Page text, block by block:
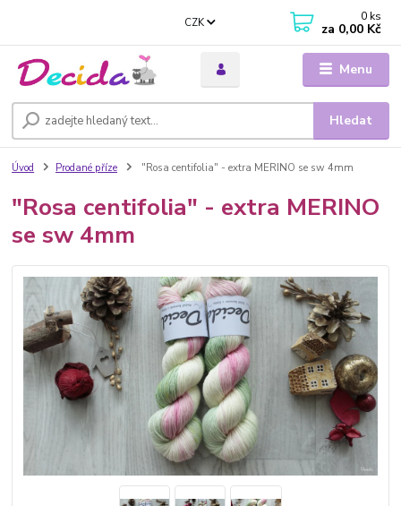
Menu
CZK
Hledat
0 ks
za 0,00 Kč
Úvod Prodané příze "Rosa centifolia" - extra MERINO se sw 4mm
"Rosa centifolia" - extra MERINO
se sw 4mm